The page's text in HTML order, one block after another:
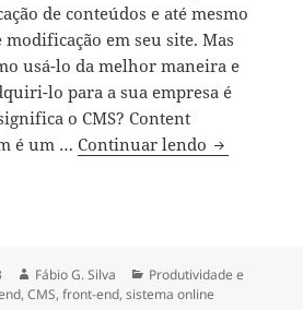
de conteúdos e até mesmo
em seu site. Mas
usá-lo da melhor maneira e
lo para a sua empresa é
o CMS? Content
é um …Continuar lendo CMS:
Autor
Fábio G. Silva Categorias
Produtividade e
,CMS,front-end,sistema online